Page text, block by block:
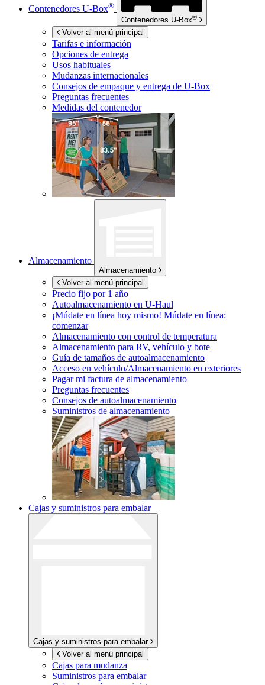
Contenedores U-Box®
Contenedores U-Box®
Volver al menú principal
Tarifas e información
Opciones de entrega
Usos habituales
Mudanzas internacionales
Consejos de empaque y entrega de U-Box
Preguntas frecuentes
Medidas del contenedor
Almacenamiento
Almacenamiento
Volver al menú principal
Precio fijo por 1 año
Autoalmacenamiento en U-Haul
¡Múdate en línea hoy mismo! Múdate en línea:
comenzar
Almacenamiento con control de temperatura
Almacenamiento para RV, vehículo y bote
Guía de tamaños de autoalmacenamiento
Acceso en vehículo/Almacenamiento en exteriores
Pagar mi factura de almacenamiento
Preguntas frecuentes
Consejos de autoalmacenamiento
Suministros de almacenamiento
Cajas y suministros para embalar
Cajas y suministros para embalar
Volver al menú principal
Cajas para mudanza
Suministros para embalar